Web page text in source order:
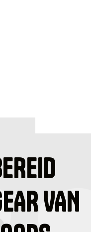
VAN